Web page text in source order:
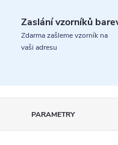
Zaslání vzorníků
Zdarma zašleme vzorník na
vaši adresu
PARAMETRY